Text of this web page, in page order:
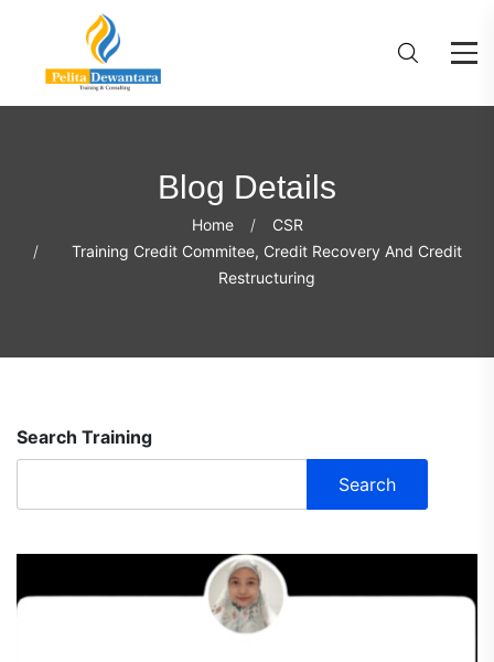
Blog Details
Home
CSR
Training Credit Commitee, Credit Recovery And Credit
Restructuring
Search Training
Search